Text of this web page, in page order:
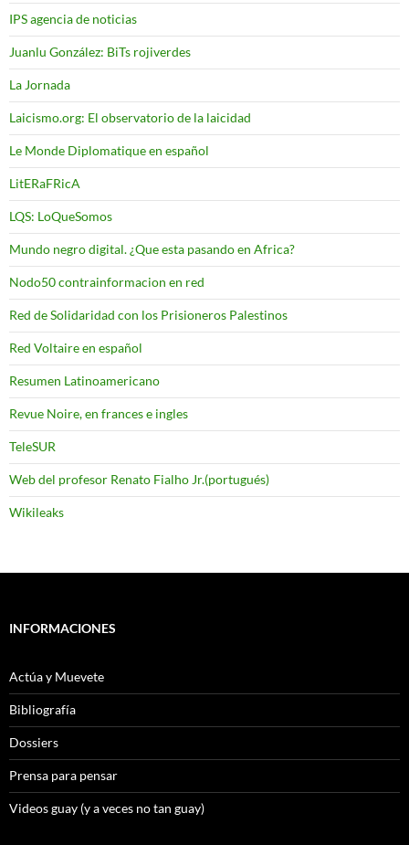
IPS agencia de noticias
Juanlu González: BiTs rojiverdes
La Jornada
Laicismo.org: El observatorio de la laicidad
Le Monde Diplomatique en español
LitERaFRicA
LQS: LoQueSomos
Mundo negro digital. ¿Que esta pasando en Africa?
Nodo50 contrainformacion en red
Red de Solidaridad con los Prisioneros Palestinos
Red Voltaire en español
Resumen Latinoamericano
Revue Noire, en frances e ingles
TeleSUR
Web del profesor Renato Fialho Jr.(portugués)
Wikileaks
INFORMACIONES
Actúa y Muevete
Bibliografía
Dossiers
Prensa para pensar
Videos guay (y a veces no tan guay)